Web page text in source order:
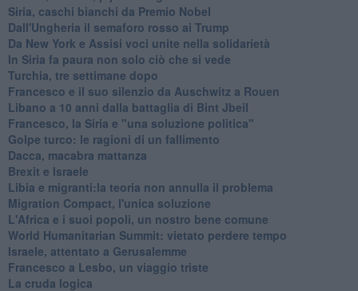
Siria, caschi bianchi da Premio Nobel
Dall'Ungheria il semaforo rosso ai Trump
Da New York e Assisi voci unite nella solidarietà
In Siria fa paura non solo ciò che si vede
Turchia, tre settimane dopo
Francesco e il suo silenzio da Auschwitz a Rouen
Libano a 10 anni dalla battaglia di Bint Jbeil
Francesco, la Siria e "una soluzione politica"
Golpe turco: le ragioni di un fallimento
Dacca, macabra mattanza
Brexit e Israele
Libia e migranti:la teoria non annulla il problema
Migration Compact, l'unica soluzione
L'Africa e i suoi popoli, un nostro bene comune
World Humanitarian Summit: vietato perdere tempo
Israele, attentato a Gerusalemme
Francesco a Lesbo, un viaggio triste
La cruda logica